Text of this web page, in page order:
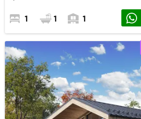
1 1 1